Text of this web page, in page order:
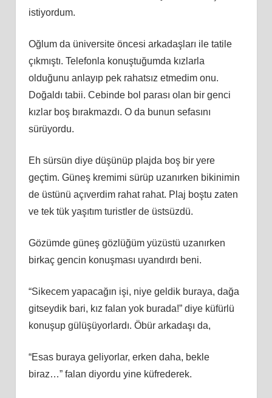
istiyordum.
Oğlum da üniversite öncesi arkadaşları ile tatile
çıkmıştı. Telefonla konuştuğumda kızlarla
olduğunu anlayıp pek rahatsız etmedim onu.
Doğaldı tabii. Cebinde bol parası olan bir genci
kızlar boş bırakmazdı. O da bunun sefasını
sürüyordu.
Eh sürsün diye düşünüp plajda boş bir yere
geçtim. Güneş kremimi sürüp uzanırken bikinimin
de üstünü açıverdim rahat rahat. Plaj boştu zaten
ve tek tük yaşıtım turistler de üstsüzdü.
Gözümde güneş gözlüğüm yüzüstü uzanırken
birkaç gencin konuşması uyandırdı beni.
“Sikecem yapacağın işi, niye geldik buraya, dağa
gitseydik bari, kız falan yok burada!” diye küfürlü
konuşup gülüşüyorlardı. Öbür arkadaşı da,
“Esas buraya geliyorlar, erken daha, bekle
biraz…” falan diyordu yine küfrederek.